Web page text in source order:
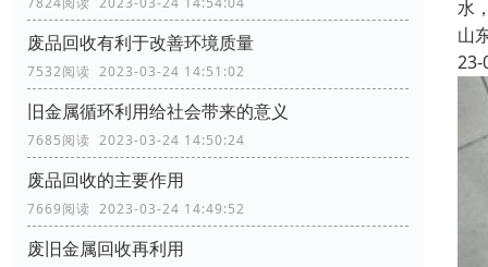
废品回收有利于改善环境质量
7532阅读 2023-03-24 14:51:02
旧金属循环利用给社会带来的意义
7685阅读 2023-03-24 14:50:24
废品回收的主要作用
7669阅读 2023-03-24 14:49:52
废旧金属回收再利用
水
山
23-